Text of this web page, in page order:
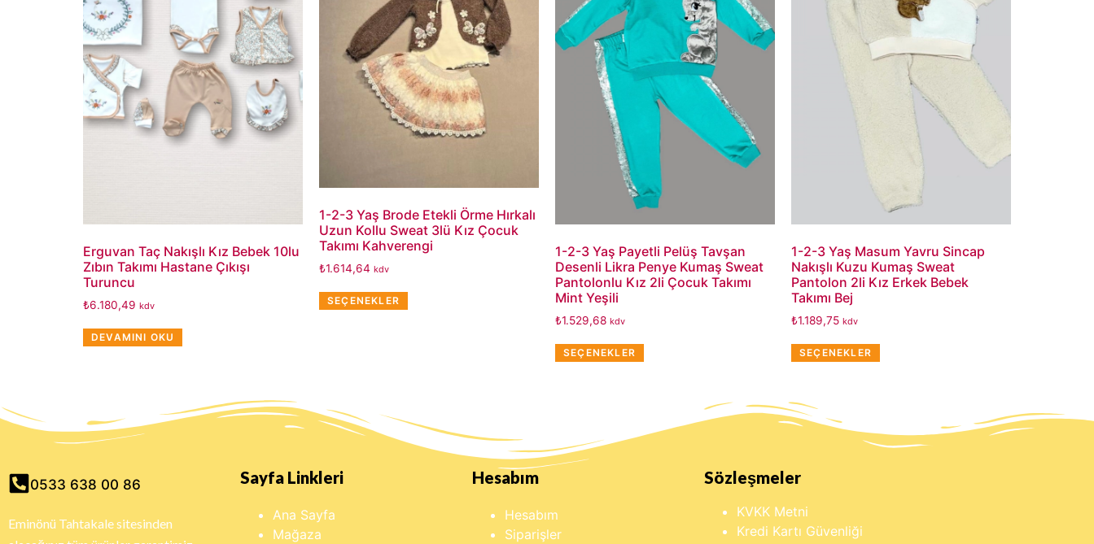
Erguvan Taç Nakışlı Kız Bebek 10lu
Zıbın Takımı Hastane Çıkışı
Turuncu
₺6.180,49 kdv
DEVAMINI OKU
1-2-3 Yaş Brode Etekli Örme Hırkalı
Uzun Kollu Sweat 3lü Kız Çocuk
Takımı Kahverengi
₺1.614,64 kdv
SEÇENEKLER
1-2-3 Yaş Payetli Pelüş Tavşan
Desenli Likra Penye Kumaş Sweat
Pantolonlu Kız 2li Çocuk Takımı
Mint Yeşili
₺1.529,68 kdv
SEÇENEKLER
1-2-3 Yaş Masum Yavru Sincap
Nakışlı Kuzu Kumaş Sweat
Pantolon 2li Kız Erkek Bebek
Takımı Bej
₺1.189,75 kdv
SEÇENEKLER
0533 638 00 86
Eminönü Tahtakale sitesinden
Sayfa Linkleri
Ana Sayfa
Mağaza
Hesabım
Hesabım
Siparişler
Sözleşmeler
KVKK Metni
Kredi Kartı Güvenliği